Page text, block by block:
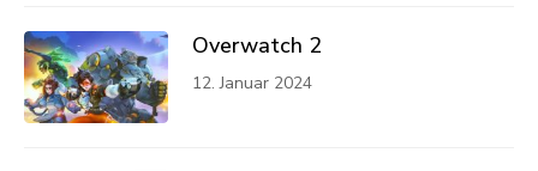
Overwatch 2
12. Januar 2024